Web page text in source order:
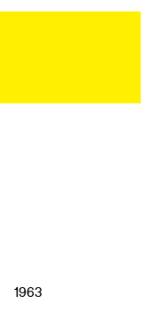
1963